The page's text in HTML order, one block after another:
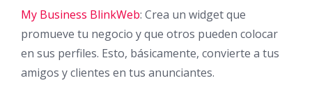
My Business BlinkWeb: Crea un widget que
promueve tu negocio y que otros pueden colocar
en sus perfiles. Esto, básicamente, convierte a tus
amigos y clientes en tus anunciantes.